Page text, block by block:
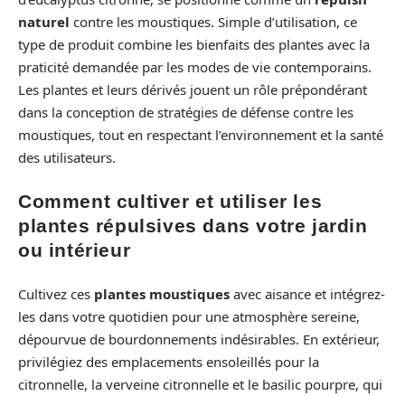
naturel contre les moustiques. Simple d’utilisation, ce
type de produit combine les bienfaits des plantes avec la
praticité demandée par les modes de vie contemporains.
Les plantes et leurs dérivés jouent un rôle prépondérant
dans la conception de stratégies de défense contre les
moustiques, tout en respectant l’environnement et la santé
des utilisateurs.
Comment cultiver et utiliser les
plantes répulsives dans votre jardin
ou intérieur
Cultivez ces plantes moustiques avec aisance et intégrez-
les dans votre quotidien pour une atmosphère sereine,
dépourvue de bourdonnements indésirables. En extérieur,
privilégiez des emplacements ensoleillés pour la
citronnelle, la verveine citronnelle et le basilic pourpre, qui